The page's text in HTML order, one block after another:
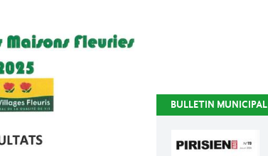
BULLETIN MUNICIPAL